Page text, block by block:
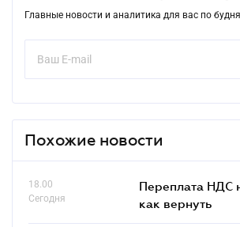
Главные новости и аналитика для вас по
Похожие новости
18.00
Сегодня
Переплата НДС
как вернуть